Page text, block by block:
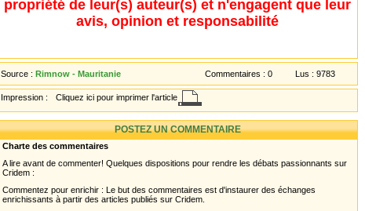
propriété de leur(s) auteur(s) et n'engagent que leur
avis, opinion et responsabilité
Source : Rimnow - Mauritanie Commentaires : 0 Lus : 9783
Impression : Cliquez ici pour imprimer l'article
POSTEZ UN COMMENTAIRE
Charte des commentaires
A lire avant de commenter! Quelques dispositions pour rendre les débats passionnants sur
Cridem :
Commentez pour enrichir : Le but des commentaires est d'instaurer des échanges
enrichissants à partir des articles publiés sur Cridem.